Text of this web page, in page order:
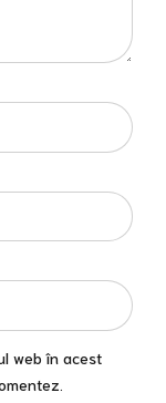
web în acest